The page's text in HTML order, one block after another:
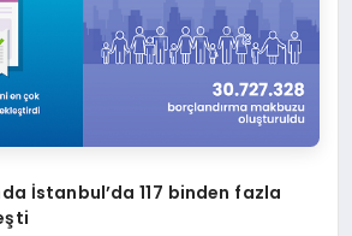
İstanbul’da 117 binden fazla